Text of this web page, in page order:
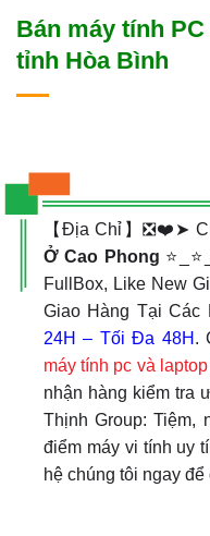
Bán máy tính
tỉnh Hòa Bình
【Địa Chỉ】❎❤️➤
Ở Cao Phong
FullBox, Like New
Giao Hàng Tại Các
24H – Tối Đa 48H .
máy tính pc và
nhận hàng kiểm tra
Thịnh Group: Tiệm,
điểm máy vi tính uy
hệ chúng tôi ngay